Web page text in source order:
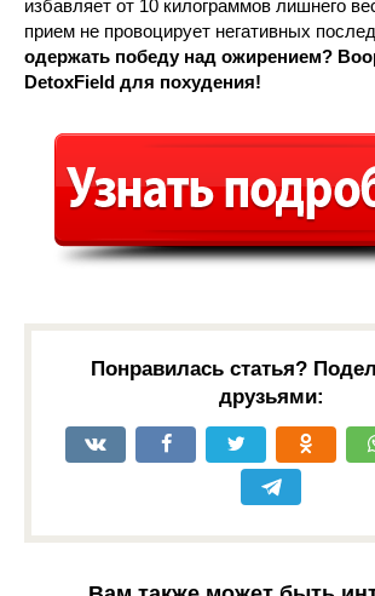
избавляет от 10 килограммов лишнего
прием не провоцирует негативных
одержать победу над ожирением?
DetoxField для похудения!
Понравилась статья?
друзьями: